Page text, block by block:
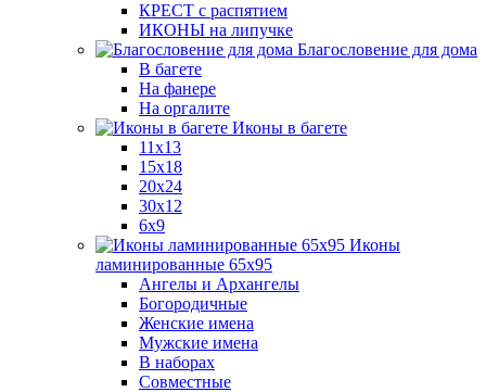
КРЕСТ с распятием
ИКОНЫ на липучке
Благословение для дома
В багете
На фанере
На оргалите
Иконы в багете
11x13
15x18
20x24
30х12
6x9
Иконы
ламинированные 65x95
Ангелы и Архангелы
Богородичные
Женские имена
Мужские имена
В наборах
Совместные